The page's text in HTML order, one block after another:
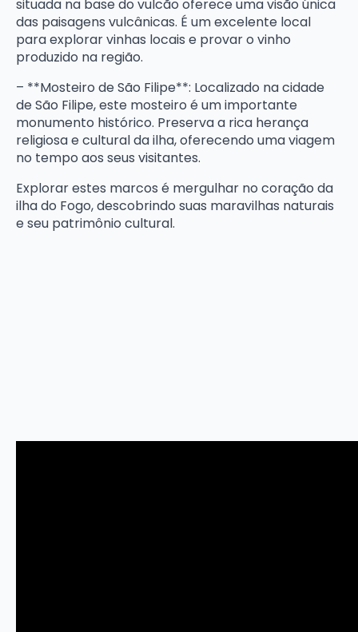
situada na base do vulcão oferece uma visão única
das paisagens vulcânicas. É um excelente local
para explorar vinhas locais e provar o vinho
produzido na região.
– **Mosteiro de São Filipe**: Localizado na cidade
de São Filipe, este mosteiro é um importante
monumento histórico. Preserva a rica herança
religiosa e cultural da ilha, oferecendo uma viagem
no tempo aos seus visitantes.
Explorar estes marcos é mergulhar no coração da
ilha do Fogo, descobrindo suas maravilhas naturais
e seu patrimônio cultural.